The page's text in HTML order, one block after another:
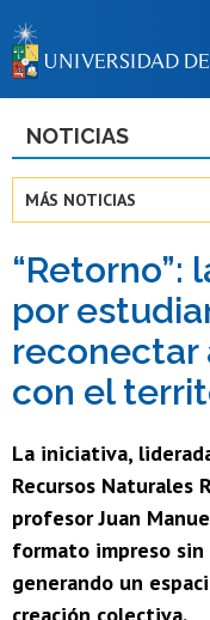
NOTICIAS
MÁS NOTICIAS
“Retorno”:
por
reconectar
con el
La iniciativa,
Recursos Naturales
profesor Juan
formato impreso
generando un